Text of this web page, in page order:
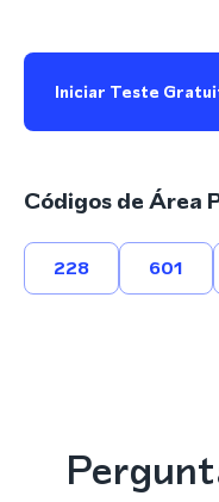
Iniciar Teste
Códigos de Área
228 601